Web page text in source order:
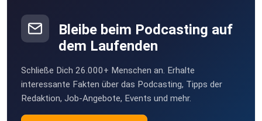
Bleibe beim Podcasting auf
dem Laufenden
Schließe Dich 26.000+ Menschen an. Erhalte
interessante Fakten über das Podcasting, Tipps der
Redaktion, Job-Angebote, Events und mehr.